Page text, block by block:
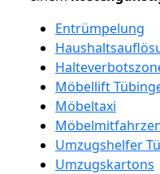
Entrümpelung
Möbellift
Möbeltaxi
Umzugshelfer
Umzugskartons